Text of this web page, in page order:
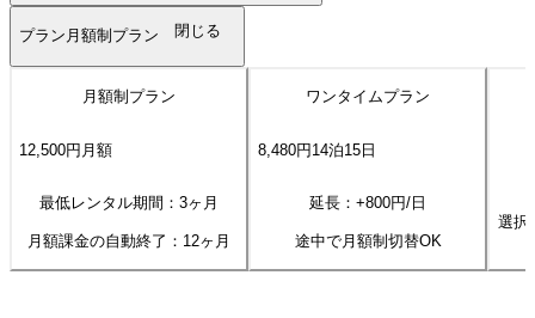
プラン 月額制プラン 閉じる
月額制プラン
12,500円 月額
最低レンタル期間：3ヶ月
月額課金の自動終了： 12ヶ月
ワンタイムプラン
8,480円14泊15日
延長：+800円/日
途中で月額制切替OK
選択